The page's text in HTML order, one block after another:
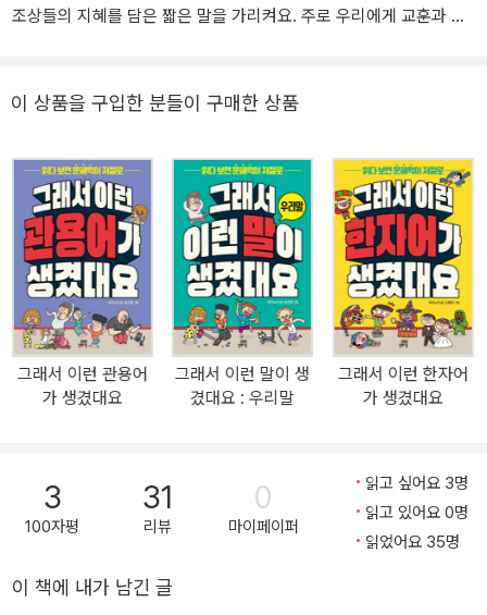
조상들의 지혜를 담은 짧은 말을 가리켜요. 주로 우리에게 교훈과 가
들었을 때 제대로 이해하지 못하거나 잘못된 상황에서 사용할 수도
귀에 경 읽기’의 ‘경’은 대체 무엇인지, ‘같은 값이면 다홍치마’의 ‘다홍
치마’가 왜 좋은지 등 속담이 생겨난 이야기를 읽다 보면 아리송했던
속담이 더 쉽고 정확하게 이해될 거예요. 또 익살스러운 네 칸 만화와
다양한 예문으로 어떤 상황에서 이 속담이 쓰이는지도 자연스럽게 익
힐 수 있답니다. 기획 의도 생각과 표현의 폭을 넓혀주는 속담, 속담을
알아야 문해력이 자랍니다 “짱이다” “망했다” “짜증난다” 요즘 아이
들이 가장 많이 쓰는 어휘입니다. 이처럼 단편적이고 직접적인 화법
에 익숙해진 아이들은 점점 생각이 그 안에 갇히게 되고 어휘력이나
표현력을 키우기도 어렵습니다. “앗싸, 개이득!”과 “와, 꿩 먹고 알 먹
고다!”라고 말하는 아이 중 누구의 상상력과 표현력이 더 풍부할까
속담에 사용된 비유와 은유를 이해하고 문맥을 유추하는 과정에서 종
합적인 문해력이 향상되는 것은 물론, 생각의 폭이 넓어집니다. 또 일
상생활에서도 자신이 말하고자 하는 바를 훨씬 더 풍부하게 표현할
수도 있지요. 네 칸 만화로 속담을 ‘재미있게’ 배우고 유래 이야기로
이 상품을 구입한 분들이 구매한 상품
그래서 이런 관용어
가 생겼대요
그래서 이런 말이 생
겼대요 : 우리말
그래서 이런 한자어
가 생겼대요
3
100자평
31
리뷰
0
마이페이퍼
읽고 싶어요 3명
읽고 있어요 0명
읽었어요 35명
이 책에 내가 남긴 글